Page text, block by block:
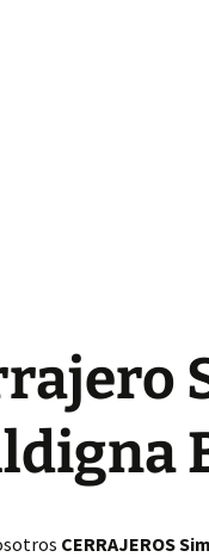
Antella
Aras de los
CERRAJEROS